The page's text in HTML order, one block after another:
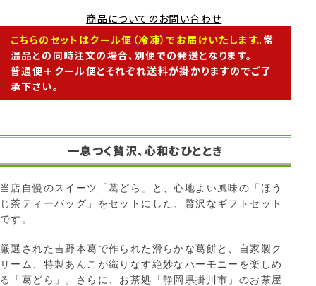
商品についてのお問い合わせ
こちらのセットはクール便（冷凍）でお届けいたします。 常
温品との同時注文の場合、別便での発送となります。
普通便＋クール便とそれぞれ送料が掛かりますのでご了
承下さい。
一息つく贅沢、心和むひととき
当店自慢のスイーツ「葛どら」と、心地よい風味の「ほう
じ茶ティーバッグ」をセットにした、贅沢なギフトセット
です。
厳選された吉野本葛で作られた滑らかな葛餅と、自家製ク
リーム、特製あんこが織りなす絶妙なハーモニーを楽しめ
る「葛どら」。さらに、お茶処「静岡県掛川市」のお茶屋